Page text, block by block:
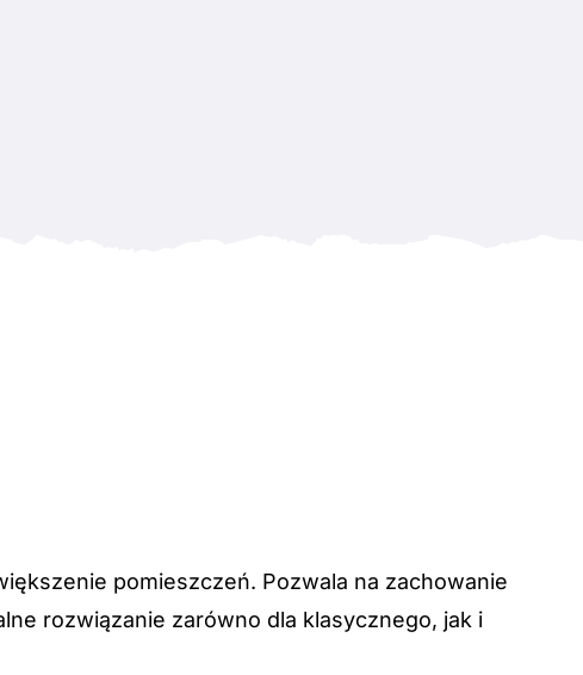
pomieszczeń. Pozwala na zachowanie
rozwiązanie zarówno dla klasycznego, jak i